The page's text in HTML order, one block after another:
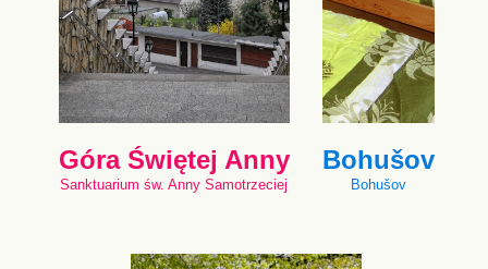
Góra Świętej Anny
Sanktuarium św. Anny Samotrzeciej
Bohušov
Bohušov